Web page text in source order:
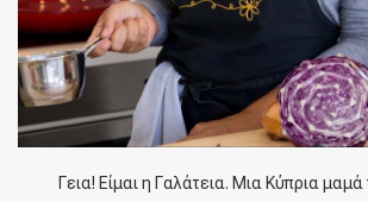
Γεια! Είμαι η Γαλάτεια. Μια Κύπρια